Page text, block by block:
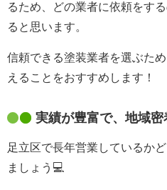
るため、どの業者に依頼をす
ると思います。
信頼できる塗装業者を選ぶた
えることをおすすめします！
実績が豊富で、地域
足立区で長年営業しているか
ましょう💻